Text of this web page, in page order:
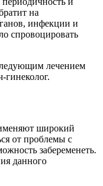
на
инфекции и
спровоцировать
лечением
гинеколог.
широкий
от проблемы с
забеременеть.
данного